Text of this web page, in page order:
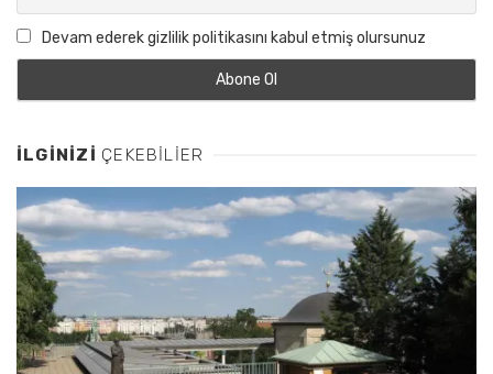
Devam ederek gizlilik politikasını kabul etmiş olursunuz
İLGINIZI ÇEKEBILIER